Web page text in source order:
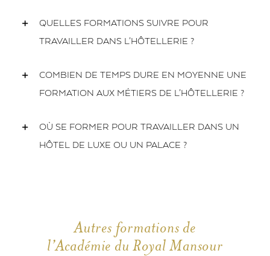
QUELLES FORMATIONS SUIVRE POUR
TRAVAILLER DANS L’HÔTELLERIE ?
COMBIEN DE TEMPS DURE EN MOYENNE UNE
FORMATION AUX MÉTIERS DE L’HÔTELLERIE ?
OÙ SE FORMER POUR TRAVAILLER DANS UN
HÔTEL DE LUXE OU UN PALACE ?
Autres formations de
l’Académie du Royal Mansour